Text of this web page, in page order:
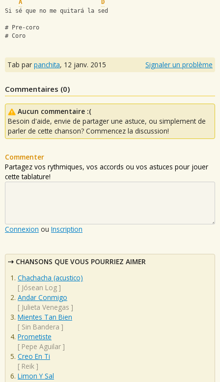
A
D
Si sé que no me quitará la sed
# Pre-coro
# Coro
Tab par panchita, 12 janv. 2015 Signaler un problème
Commentaires (0)
Aucun commentaire :(
Besoin d'aide, envie de partager une astuce, ou simplement de
parler de cette chanson? Commencez la discussion!
Commenter
Partagez vos rythmiques, vos accords ou vos astuces pour jouer
cette tablature!
Connexion ou Inscription
CHANSONS QUE VOUS POURRIEZ AIMER
Chachacha (acustico)
[ Jósean Log ]
Andar Conmigo
[ Julieta Venegas ]
Mientes Tan Bien
[ Sin Bandera ]
Prometiste
[ Pepe Aguilar ]
Creo En Ti
[ Reik ]
Limon Y Sal